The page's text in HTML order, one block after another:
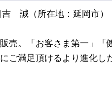
吉 誠 （所在地：延岡市）
売。「お客さま第一」「
ご満足頂けるより進化し